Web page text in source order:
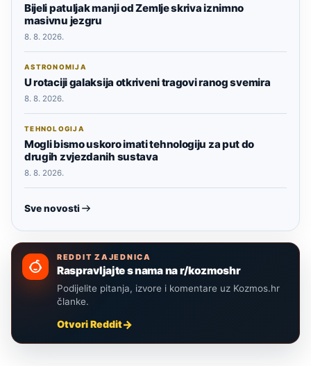
Bijeli patuljak manji od Zemlje skriva iznimno
masivnu jezgru
8. 8. 2026.
ASTRONOMIJA
U rotaciji galaksija otkriveni tragovi ranog svemira
8. 8. 2026.
TEHNOLOGIJA
Mogli bismo uskoro imati tehnologiju za put do
drugih zvjezdanih sustava
8. 8. 2026.
Sve novosti
REDDIT ZAJEDNICA
Raspravljajte s nama na r/kozmoshr
Podijelite pitanja, izvore i komentare uz Kozmos.hr
članke.
Otvori Reddit